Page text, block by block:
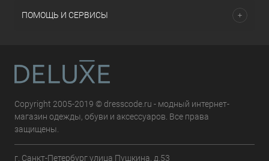
ПОМОЩЬ И СЕРВИСЫ
Copyright 2005-2019 © dresscode.ru - модный интернет-
магазин одежды, обуви и аксессуаров. Все права
защищены.
г. Санкт-Петербург улица Пушкина, д.53